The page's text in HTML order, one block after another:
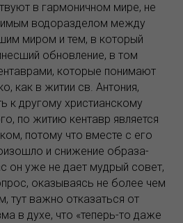
в гармоничном мире, не
водоразделом между
миром и тем, в который
обновление, в том
которые понимают
как в житии св. Антония,
к другому христианскому
по житию кентавр является
потому что вместе с его
и снижение образа-
он уже не дает мудрый совет,
оказываясь не более чем
тут важно отказаться от
в духе, что «теперь-то даже